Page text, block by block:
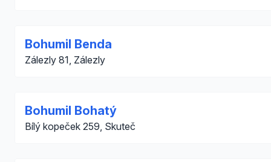
Bohumil Benda
Zálezly 81, Zálezly
Bohumil Bohatý
Bílý kopeček 259, Skuteč